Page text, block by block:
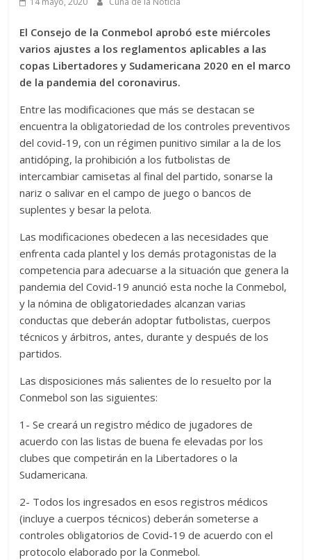
El Consejo de la Conmebol aprobó este miércoles
varios ajustes a los reglamentos aplicables a las
copas Libertadores y Sudamericana 2020 en el marco
de la pandemia del coronavirus.
Entre las modificaciones que más se destacan se
encuentra la obligatoriedad de los controles preventivos
del covid-19, con un régimen punitivo similar a la de los
antidóping, la prohibición a los futbolistas de
intercambiar camisetas al final del partido, sonarse la
nariz o salivar en el campo de juego o bancos de
suplentes y besar la pelota.
Las modificaciones obedecen a las necesidades que
enfrenta cada plantel y los demás protagonistas de la
competencia para adecuarse a la situación que genera la
pandemia del Covid-19 anunció esta noche la Conmebol,
y la nómina de obligatoriedades alcanzan varias
conductas que deberán adoptar futbolistas, cuerpos
técnicos y árbitros, antes, durante y después de los
partidos.
Las disposiciones más salientes de lo resuelto por la
Conmebol son las siguientes:
1- Se creará un registro médico de jugadores de
acuerdo con las listas de buena fe elevadas por los
clubes que competirán en la Libertadores o la
Sudamericana.
2- Todos los ingresados en esos registros médicos
(incluye a cuerpos técnicos) deberán someterse a
controles obligatorios de Covid-19 de acuerdo con el
protocolo elaborado por la Conmebol.